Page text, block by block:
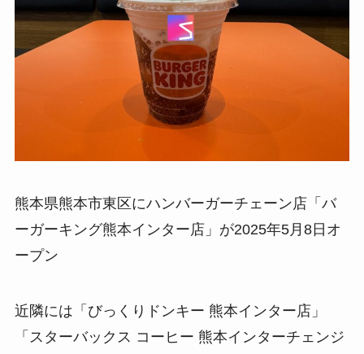
熊本県熊本市東区にハンバーガーチェーン店「バ
ーガーキング熊本インター店」が2025年5月8日オ
ープン
近隣には「びっくりドンキー 熊本インター店」
「スターバックス コーヒー 熊本インターチェンジ